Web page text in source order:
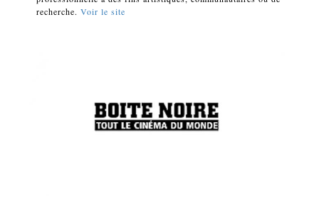
recherche. Voir le site